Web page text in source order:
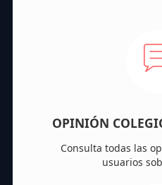
OPINIÓN
Consulta todas las
usuarios